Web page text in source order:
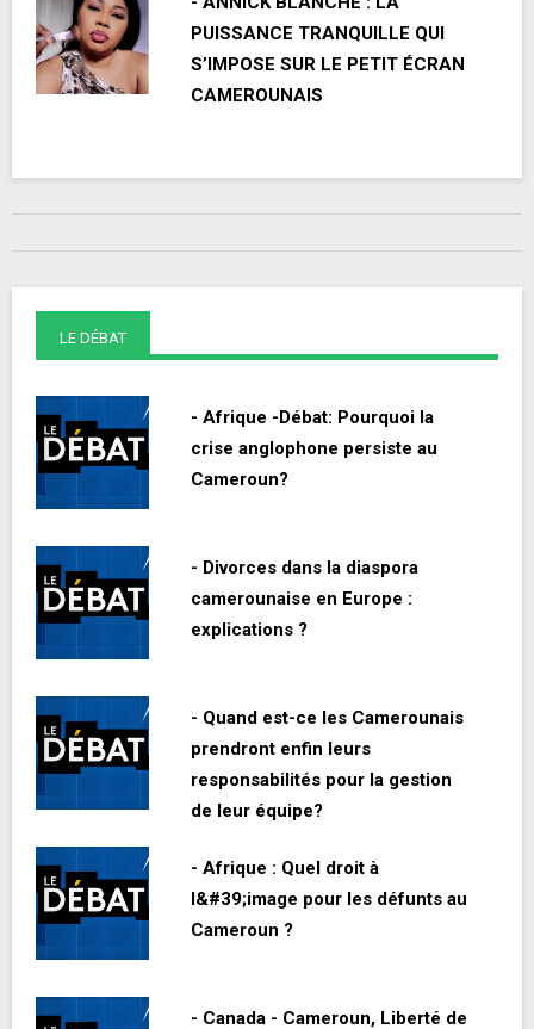
PUISSANCE TRANQUILLE QUI
S’IMPOSE SUR LE PETIT ÉCRAN
CAMEROUNAIS
LE DÉBAT
- Afrique -Débat: Pourquoi la
crise anglophone persiste au
Cameroun?
- Divorces dans la diaspora
camerounaise en Europe :
explications ?
- Quand est-ce les Camerounais
prendront enfin leurs
responsabilités pour la gestion
de leur équipe?
- Afrique : Quel droit à
l&#39;image pour les défunts au
Cameroun ?
- Canada - Cameroun, Liberté de